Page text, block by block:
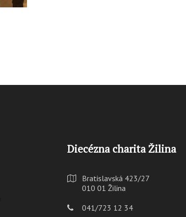
Diecézna charita Žilina
Bratislavská 423/27
010 01 Žilina
041/723 12 34